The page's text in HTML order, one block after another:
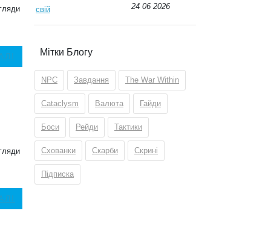
24 06 2026
Мітки Блогу
NPC Завдання The War Within
Cataclysm Валюта Гайди
Боси Рейди Тактики
Схованки Скарби Скрині
Підписка